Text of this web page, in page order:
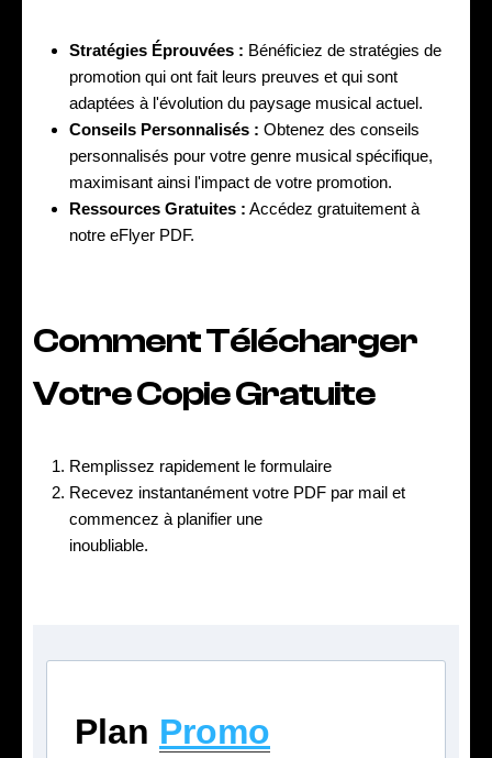
Stratégies Éprouvées : Bénéficiez de stratégies de
promotion qui ont fait leurs preuves et qui sont
adaptées à l'évolution du paysage musical actuel.
Conseils Personnalisés : Obtenez des conseils
personnalisés pour votre genre musical spécifique,
maximisant ainsi l'impact de votre promotion.
Ressources Gratuites : Accédez gratuitement à
notre eFlyer PDF.
Comment Télécharger
Votre Copie Gratuite
Remplissez rapidement le formulaire
Recevez instantanément votre PDF par mail et
commencez à planifier une
inoubliable.
Plan Promo